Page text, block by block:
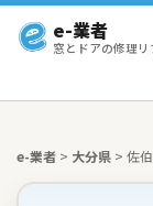
e-業者
窓とドアの修理
e-業者 > 大分県 > 佐